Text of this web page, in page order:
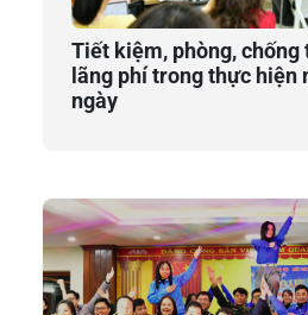
Tiết kiệm, phòng, chống
lãng phí trong thực hiện
ngày